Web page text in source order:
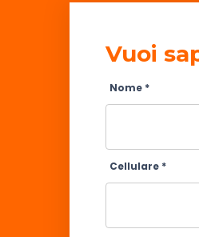
Vuoi
Nome *
Cellulare *